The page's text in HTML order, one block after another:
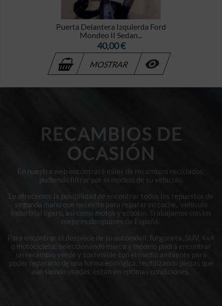
Puerta Delantera Izquierda Ford
Mondeo II Sedan...
Precio
40,00 €
MOSTRAR 
RECAMBIOS DE
OCASIÓN
En nuestra web encontrará miles de recambios reciclados,
pudiendo filtrar por el modelo de su vehículo.
Le ofrecemos la posibilidad de encontrar todos los repuestos de
segunda mano que necesite para reparar su coche, vehículo
industrial ligero, así como motos y scooter. Trabajamos con los
mejores desguaces de España.
Para encontrar el despiece de su automóvil, furgoneta, SUV, 4x4
o motocicleta; seleccionando marca y modelo podrá encontrar
un recambio verde y sostenible con el medio ambiente para
poder repararlo de una forma ecológica, reutilizando piezas que
aún siendo usadas, están en optimas condiciones.